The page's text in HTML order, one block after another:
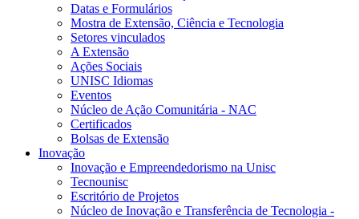
Datas e Formulários
Mostra de Extensão, Ciência e Tecnologia
Setores vinculados
A Extensão
Ações Sociais
UNISC Idiomas
Eventos
Núcleo de Ação Comunitária - NAC
Certificados
Bolsas de Extensão
Inovação
Inovação e Empreendedorismo na Unisc
Tecnounisc
Escritório de Projetos
Núcleo de Inovação e Transferência de Tecnologia -